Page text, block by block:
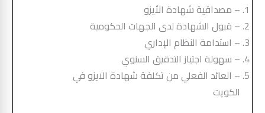
– مصداقية شهادة الأيزو
– قبول الشهادة لدى الجهات الحكومية
– استدامة النظام الإداري
– سهولة اجتياز التدقيق السنوي
– العائد الفعلي من تكلفة شهادة الايزو في
الكويت